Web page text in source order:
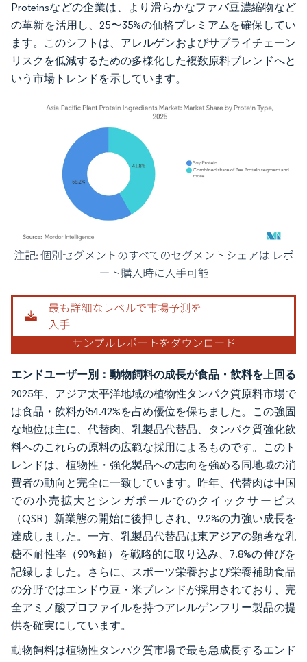
Proteinsなどの企業は、より滑らかなファバ豆濃縮物など
の革新を活用し、25〜35%の価格プレミアムを確保してい
ます。このシフトは、アレルゲンおよびサプライチェーン
リスクを低減するための多様化した複数原料ブレンドへと
いう市場トレンドを示しています。
画像 © Mordor Intelligence。再利用にはCC BY 4.0の表示が必要です。
エンドユーザー別：動物飼料の成長が食品・飲料を上回る
2025年、アジア太平洋地域の植物性タンパク質原料市場で
は食品・飲料が54.42%を占め優位を保ちました。この強固
な地位は主に、代替肉、乳製品代替品、タンパク質強化飲
料へのこれらの原料の広範な採用によるものです。このト
レンドは、植物性・強化製品への志向を強める同地域の消
費者の動向と完全に一致しています。昨年、代替肉は中国
での小売拡大とシンガポールでのクイックサービス
（QSR）新業態の開始に後押しされ、9.2%の力強い成長を
達成しました。一方、乳製品代替品は東アジアの顕著な乳
糖不耐性率（90%超）を戦略的に取り込み、7.8%の伸びを
記録しました。さらに、スポーツ栄養および栄養補助食品
の分野ではエンドウ豆・米ブレンドが採用されており、完
全アミノ酸プロファイルを持つアレルゲンフリー製品の提
供を確実にしています。
動物飼料は植物性タンパク質市場で最も急成長するエンド